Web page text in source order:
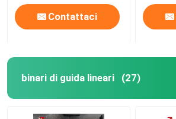
Contattaci
binari di guida lineari (27)